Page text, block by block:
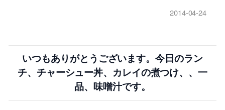
2014-04-24
いつもありがとうございます。今日のラン
チ、チャーシュー丼、カレイの煮つけ、、一
品、味噌汁です。